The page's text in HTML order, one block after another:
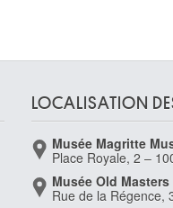
LOCALISATION
Musée Magritte
Place Royale, 2 –
Musée Old
Rue de la Régence,